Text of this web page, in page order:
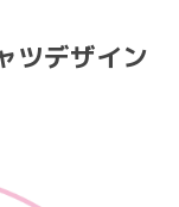
ツデザイン